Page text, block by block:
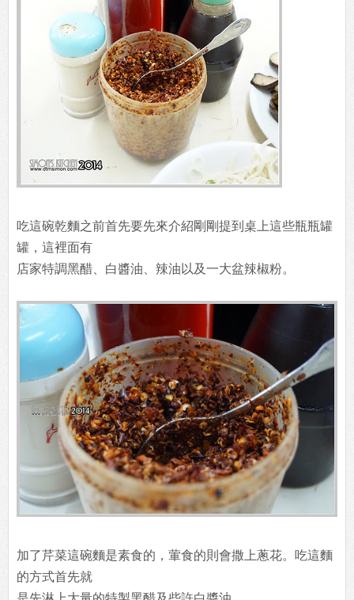
吃這碗乾麵之前首先要先來介紹剛剛提到桌上這些瓶瓶罐
罐，這裡面有
店家特調黑醋、白醬油、辣油以及一大盆辣椒粉。
加了芹菜這碗麵是素食的，葷食的則會撒上蔥花。吃這麵
的方式首先就